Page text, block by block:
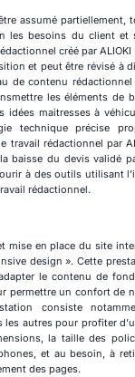
assumé partiellement,
les besoins du client et
créé par
et peut être révisé à
de contenu rédactionnel
les éléments de
idées maitresses à
technique précise
travail rédactionnel par
baisse du devis validé
à des outils utilisant
rédactionnel.
mise en place du site
design ». Cette
le contenu de
permettre un confort de
consiste
les autres pour profiter
la taille des
et au besoin, à
des pages.